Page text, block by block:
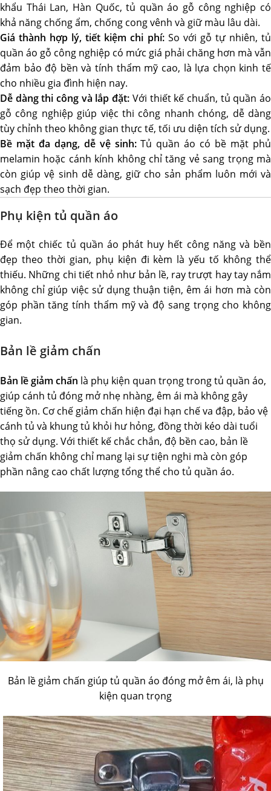
khẩu Thái Lan, Hàn Quốc, tủ quần áo gỗ công nghiệp có
khả năng chống ẩm, chống cong vênh và giữ màu lâu dài.
Giá thành hợp lý, tiết kiệm chi phí: So với gỗ tự nhiên, tủ
quần áo gỗ công nghiệp có mức giá phải chăng hơn mà vẫn
đảm bảo độ bền và tính thẩm mỹ cao, là lựa chọn kinh tế
cho nhiều gia đình hiện nay.
Dễ dàng thi công và lắp đặt: Với thiết kế chuẩn, tủ quần áo
gỗ công nghiệp giúp việc thi công nhanh chóng, dễ dàng
tùy chỉnh theo không gian thực tế, tối ưu diện tích sử dụng.
Bề mặt đa dạng, dễ vệ sinh:Tủ quần áo có bề mặt phủ
melamin hoặc cánh kính không chỉ tăng vẻ sang trọng mà
còn giúp vệ sinh dễ dàng, giữ cho sản phẩm luôn mới và
sạch đẹp theo thời gian.
Phụ kiện tủ quần áo
Để một chiếc tủ quần áo phát huy hết công năng và bền
đẹp theo thời gian, phụ kiện đi kèm là yếu tố không thể
thiếu. Những chi tiết nhỏ như bản lề, ray trượt hay tay nắm
không chỉ giúp việc sử dụng thuận tiện, êm ái hơn mà còn
góp phần tăng tính thẩm mỹ và độ sang trọng cho không
gian.
Bản lề giảm chấn
Bản lề giảm chấn là phụ kiện quan trọng trong tủ quần áo,
giúp cánh tủ đóng mở nhẹ nhàng, êm ái mà không gây
tiếng ồn. Cơ chế giảm chấn hiện đại hạn chế va đập, bảo vệ
cánh tủ và khung tủ khỏi hư hỏng, đồng thời kéo dài tuổi
thọ sử dụng. Với thiết kế chắc chắn, độ bền cao, bản lề
giảm chấn không chỉ mang lại sự tiện nghi mà còn góp
phần nâng cao chất lượng tổng thể cho tủ quần áo.
Bản lề giảm chấn giúp tủ quần áo đóng mở êm ái, là phụ
kiện quan trọng